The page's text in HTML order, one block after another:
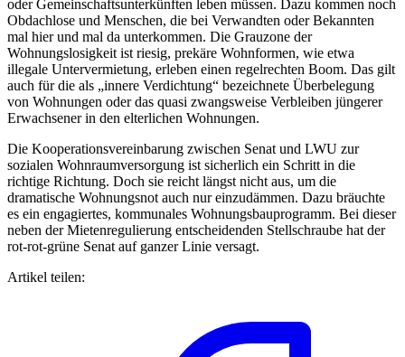
oder Gemeinschaftsunterkünften leben müssen. Dazu kommen noch
Obdachlose und Menschen, die bei Verwandten oder Bekannten
mal hier und mal da unterkommen. Die Grauzone der
Wohnungslosigkeit ist riesig, prekäre Wohnformen, wie etwa
illegale Untervermietung, erleben einen regelrechten Boom. Das gilt
auch für die als „innere Verdichtung“ bezeichnete Überbelegung
von Wohnungen oder das quasi zwangsweise Verbleiben jüngerer
Erwachsener in den elterlichen Wohnungen.
Die Kooperationsvereinbarung zwischen Senat und LWU zur
sozialen Wohnraumversorgung ist sicherlich ein Schritt in die
richtige Richtung. Doch sie reicht längst nicht aus, um die
dramatische Wohnungsnot auch nur einzudämmen. Dazu bräuchte
es ein engagiertes, kommunales Wohnungsbauprogramm. Bei dieser
neben der Mietenregulierung entscheidenden Stellschraube hat der
rot-rot-grüne Senat auf ganzer Linie versagt.
Artikel teilen: